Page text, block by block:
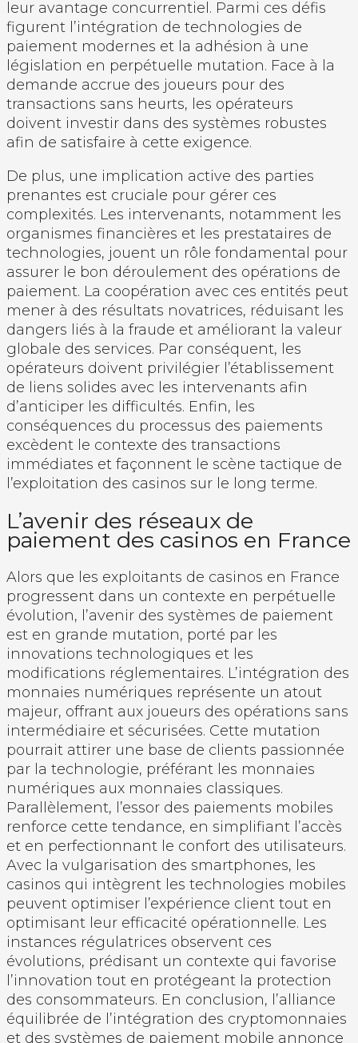
leur avantage concurrentiel. Parmi ces défis
figurent l’intégration de technologies de
paiement modernes et la adhésion à une
législation en perpétuelle mutation. Face à la
demande accrue des joueurs pour des
transactions sans heurts, les opérateurs
doivent investir dans des systèmes robustes
afin de satisfaire à cette exigence.
De plus, une implication active des parties
prenantes est cruciale pour gérer ces
complexités. Les intervenants, notamment les
organismes financières et les prestataires de
technologies, jouent un rôle fondamental pour
assurer le bon déroulement des opérations de
paiement. La coopération avec ces entités peut
mener à des résultats novatrices, réduisant les
dangers liés à la fraude et améliorant la valeur
globale des services. Par conséquent, les
opérateurs doivent privilégier l’établissement
de liens solides avec les intervenants afin
d’anticiper les difficultés. Enfin, les
conséquences du processus des paiements
excèdent le contexte des transactions
immédiates et façonnent le scène tactique de
l’exploitation des casinos sur le long terme.
L’avenir des réseaux de
paiement des casinos en France
Alors que les exploitants de casinos en France
progressent dans un contexte en perpétuelle
évolution, l’avenir des systèmes de paiement
est en grande mutation, porté par les
innovations technologiques et les
modifications réglementaires. L’intégration des
monnaies numériques représente un atout
majeur, offrant aux joueurs des opérations sans
intermédiaire et sécurisées. Cette mutation
pourrait attirer une base de clients passionnée
par la technologie, préférant les monnaies
numériques aux monnaies classiques.
Parallèlement, l’essor des paiements mobiles
renforce cette tendance, en simplifiant l’accès
et en perfectionnant le confort des utilisateurs.
Avec la vulgarisation des smartphones, les
casinos qui intègrent les technologies mobiles
peuvent optimiser l’expérience client tout en
optimisant leur efficacité opérationnelle. Les
instances régulatrices observent ces
évolutions, prédisant un contexte qui favorise
l’innovation tout en protégeant la protection
des consommateurs. En conclusion, l’alliance
équilibrée de l’intégration des cryptomonnaies
et des systèmes de paiement mobile annonce